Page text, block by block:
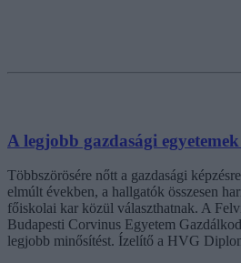
A legjobb gazdasági
Többszörösére nőtt a gazdasági
elmúlt években, a hallgatók összesen
főiskolai kar közül választhatnak. A
Budapesti Corvinus Egyetem
legjobb minősítést. Ízelítő a HVG